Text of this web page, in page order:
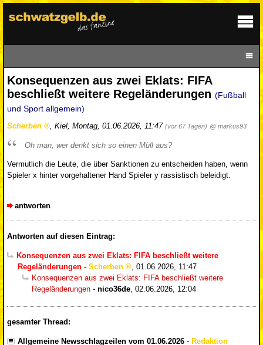
Konsequenzen aus zwei Eklats: FIFA
beschließt weitere Regeländerungen (Fußball
und Sport allgemein)
Scherben , Kiel, Montag, 01.06.2026, 11:47 (vor 67 Tagen) @ markus93
Oh man, wer denkt sich so einen Müll aus?
Vermutlich die Leute, die über Sanktionen zu entscheiden haben, wenn
Spieler x hinter vorgehaltener Hand Spieler y rassistisch beleidigt.
antworten
Antworten auf diesen Eintrag:
Konsequenzen aus zwei Eklats: FIFA beschließt weitere
Regeländerungen - Scherben , 01.06.2026, 11:47
Konsequenzen aus zwei Eklats: FIFA beschließt weitere
Regeländerungen - nico36de, 02.06.2026, 12:04
gesamter Thread:
Allgemeine Newsschlagzeilen vom 01.06.2026 - Redaktion